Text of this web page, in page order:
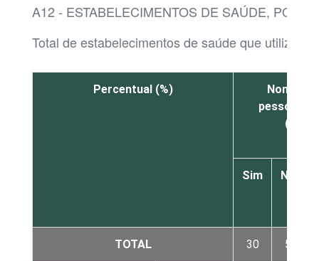
A12 - ESTABELECIMENTOS DE SAÚDE, POR
Total de estabelecimentos de saúde que
Percentual (%)
Nomeou
pessoais
Sim Não
TOTAL 30 58